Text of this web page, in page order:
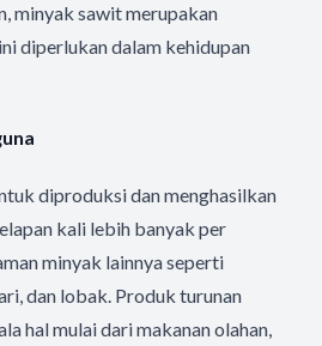
minyak sawit merupakan
diperlukan dalam kehidupan
diproduksi dan menghasilkan
kali lebih banyak per
minyak lainnya seperti
dan lobak. Produk turunan
hal mulai dari makanan olahan,